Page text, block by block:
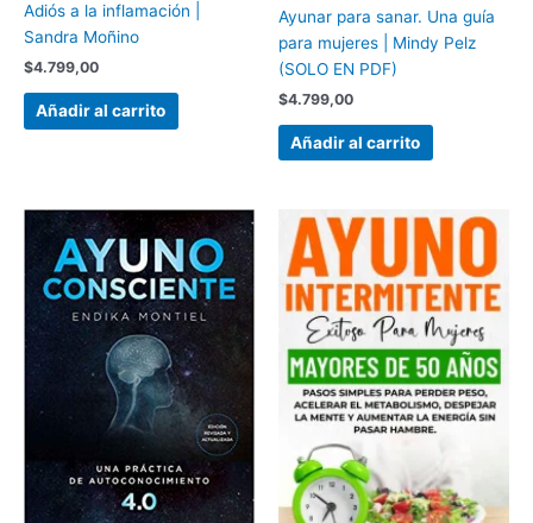
Adiós a la inflamación |
Sandra Moñino
$4.799,00
Añadir al carrito
Ayunar para sanar. Una guía
para mujeres | Mindy Pelz
(SOLO EN PDF)
$4.799,00
Añadir al carrito